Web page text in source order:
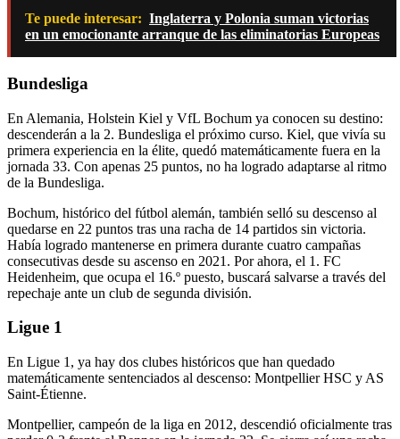
Te puede interesar: Inglaterra y Polonia suman victorias
en un emocionante arranque de las eliminatorias Europeas
Bundesliga
En Alemania, Holstein Kiel y VfL Bochum ya conocen su destino:
descenderán a la 2. Bundesliga el próximo curso. Kiel, que vivía su
primera experiencia en la élite, quedó matemáticamente fuera en la
jornada 33. Con apenas 25 puntos, no ha logrado adaptarse al ritmo
de la Bundesliga.
Bochum, histórico del fútbol alemán, también selló su descenso al
quedarse en 22 puntos tras una racha de 14 partidos sin victoria.
Había logrado mantenerse en primera durante cuatro campañas
consecutivas desde su ascenso en 2021. Por ahora, el 1. FC
Heidenheim, que ocupa el 16.º puesto, buscará salvarse a través del
repechaje ante un club de segunda división.
Ligue 1
En Ligue 1, ya hay dos clubes históricos que han quedado
matemáticamente sentenciados al descenso: Montpellier HSC y AS
Saint-Étienne.
Montpellier, campeón de la liga en 2012, descendió oficialmente tras